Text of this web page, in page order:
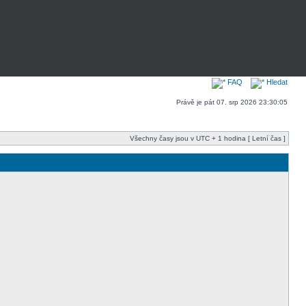
FAQ Hledat
Právě je pát 07. srp 2026 23:30:05
Všechny časy jsou v UTC + 1 hodina [ Letní čas ]